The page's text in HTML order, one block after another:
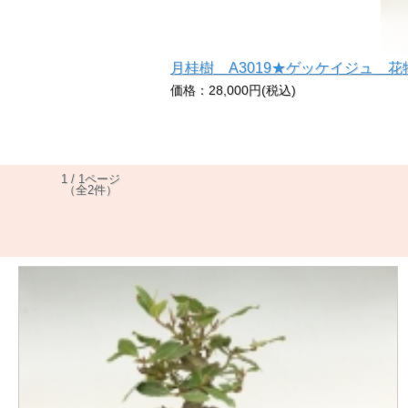
月桂樹 A3019★ゲッケイジュ
価格：28,000円(税込)
1 / 1ページ
（全2件）